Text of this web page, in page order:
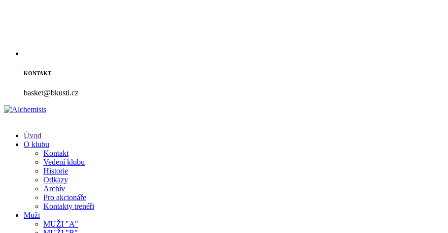
KONTAKT
basket@bkusti.cz
Úvod
O klubu
Kontakt
Vedení klubu
Historie
Odkazy
Archív
Pro akcionáře
Kontakty trenéři
Muži
MUŽI "A"